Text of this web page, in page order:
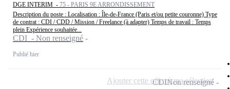
DGE INTERIM - 75 - PARIS 9E ARRONDISSEMENT
Description du poste : Localisation : Île-de-France (Paris et/ou petite couronne) Type
de contrat : CDI / CDD / Mission / Freelance (à adapter) Temps de travail : Temps
plein Expérience souhaitée...
CDI - Non renseigné
Publié hier
CDINon renseigné
Ajouter cette offre à ma sélection